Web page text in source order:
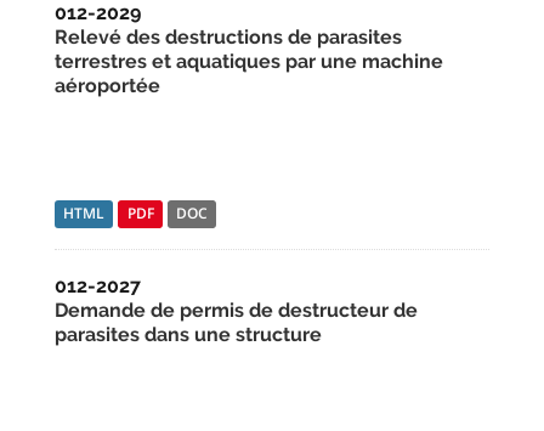
012-2029
Relevé des destructions de parasites
terrestres et aquatiques par une machine
aéroportée
HTML PDF DOC
012-2027
Demande de permis de destructeur de
parasites dans une structure